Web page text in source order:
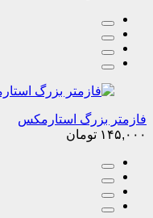
فازمتر بزرگ استارمکس
۱۴۵,۰۰۰ تومان